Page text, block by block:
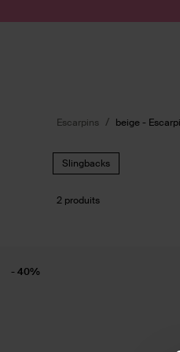
Escarpins beige -
Slingbacks
2 produits
- 40%